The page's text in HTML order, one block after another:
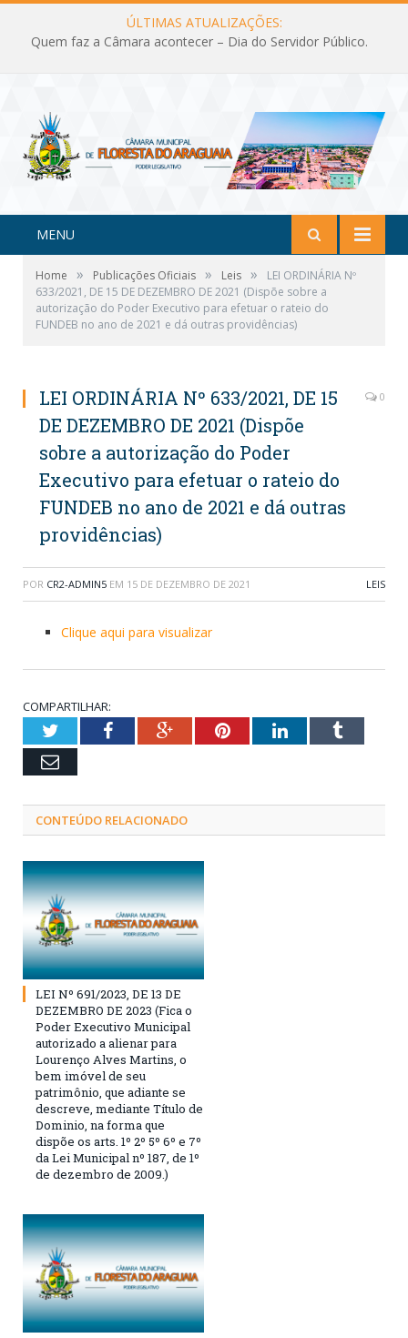
ÚLTIMAS ATUALIZAÇÕES:
Quem faz a Câmara acontecer – Dia do Servidor Público.
MENU
Home » Publicações Oficiais » Leis »
LEI ORDINÁRIA Nº
633/2021, DE 15 DE DEZEMBRO DE 2021 (Dispõe sobre a
autorização do Poder Executivo para efetuar o rateio do
FUNDEB no ano de 2021 e dá outras providências)
LEI ORDINÁRIA Nº 633/2021, DE 15
DE DEZEMBRO DE 2021 (Dispõe
sobre a autorização do Poder
Executivo para efetuar o rateio do
FUNDEB no ano de 2021 e dá outras
providências)
0
POR CR2-ADMIN5 EM 15 DE DEZEMBRO DE 2021 LEIS
Clique aqui para visualizar
COMPARTILHAR:
TwitterFacebookGoogle+PinterestLinkedInTumblr
Email
CONTEÚDO RELACIONADO
LEI Nº 691/2023, DE 13 DE
DEZEMBRO DE 2023 (Fica o
Poder Executivo Municipal
autorizado a alienar para
Lourenço Alves Martins, o
bem imóvel de seu
patrimônio, que adiante se
descreve, mediante Título de
Dominio, na forma que
dispõe os arts. 1º 2º 5º 6º e 7º
da Lei Municipal nº 187, de 1º
de dezembro de 2009.)